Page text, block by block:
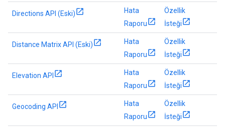
Directions API (Eski)
Hata
Raporu
Özellik
İsteği
Distance Matrix API (Eski)
Hata
Raporu
Özellik
İsteği
Elevation API
Hata
Raporu
Özellik
İsteği
Geocoding API
Hata
Raporu
Özellik
İsteği